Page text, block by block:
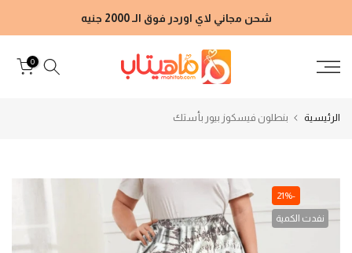
إلى
شحن مجاني لاي اوردر فوق الـ 2000 جنيه
0
الرئيسية بنطلون فيسكوز بيور بأستك
-21%
نفدت الكمية